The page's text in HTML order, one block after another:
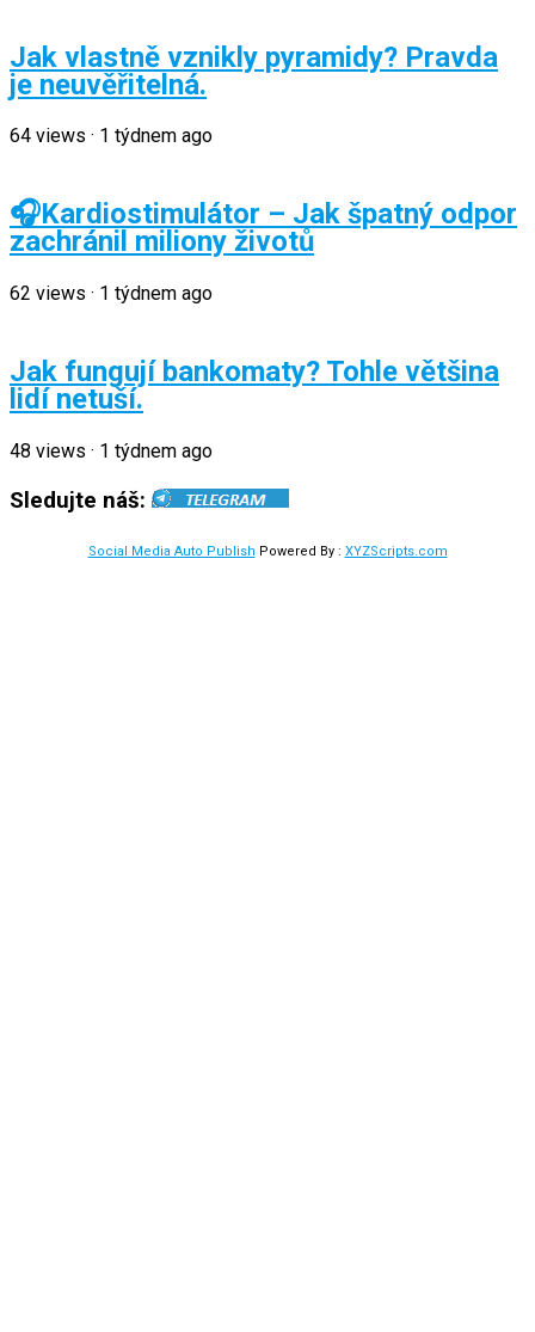
Jak vlastně vznikly pyramidy? Pravda
je neuvěřitelná.
64 views · 1 týdnem ago
🎧Kardiostimulátor – Jak špatný odpor
zachránil miliony životů
62 views · 1 týdnem ago
Jak fungují bankomaty? Tohle většina
lidí netuší.
48 views · 1 týdnem ago
Sledujte náš:
Social Media Auto Publish Powered By : XYZScripts.com